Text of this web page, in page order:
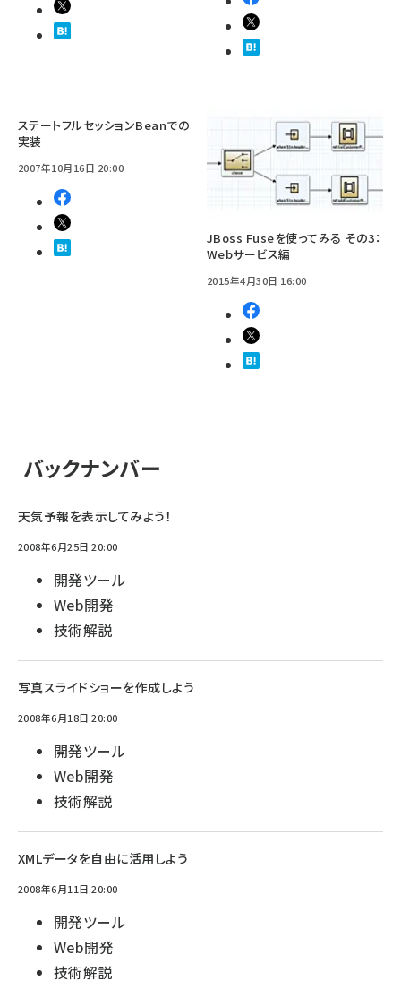
ステートフルセッションBeanでの
実装
2007年10月16日 20:00
JBoss Fuseを使ってみる その3：
Webサービス編
2015年4月30日 16:00
バックナンバー
天気予報を表示してみよう！
2008年6月25日 20:00
開発ツール
Web開発
技術解説
写真スライドショーを作成しよう
2008年6月18日 20:00
開発ツール
Web開発
技術解説
XMLデータを自由に活用しよう
2008年6月11日 20:00
開発ツール
Web開発
技術解説